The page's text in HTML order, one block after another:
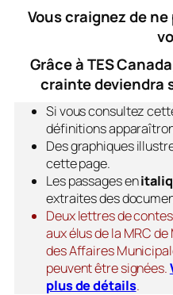
Vous craignez de
Grâce à TES
crainte deviendra
Si vous consultez
définitions
Des graphiques
cette page.
Les passages en
extraites des
Deux lettres de
aux élus de la MRC
des Affaires
peuvent être signées.
plus de détails.